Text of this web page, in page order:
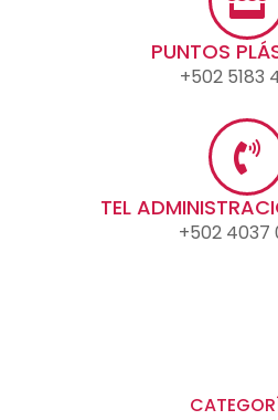
PUNTOS
+502 5183
TEL
+502 4037